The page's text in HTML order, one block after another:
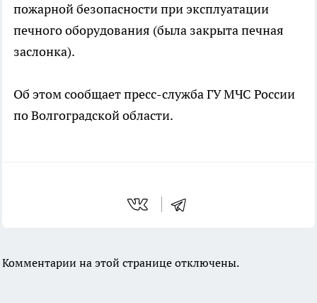
пожарной безопасности при эксплуатации
печного оборудования (была закрыта печная
заслонка).
Об этом сообщает пресс-служба ГУ МЧС России
по Волгоградской области.
Комментарии на этой странице отключены.